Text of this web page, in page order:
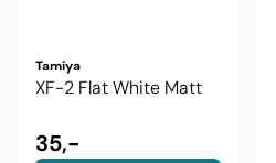
Tamiya
XF-2 Flat White Matt
35,-